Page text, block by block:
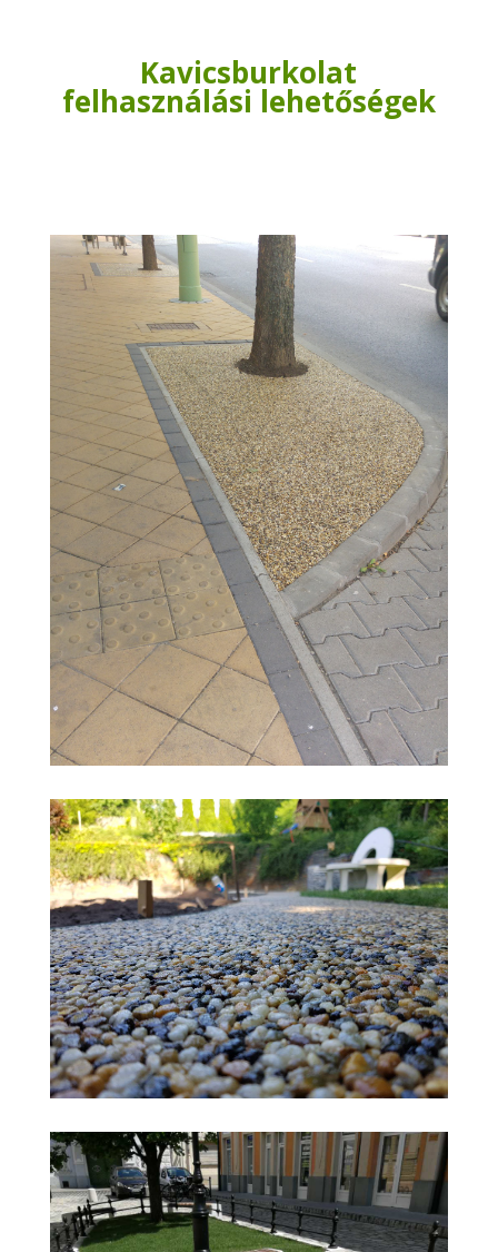
Kavicsburkolat
felhasználási lehetőségek